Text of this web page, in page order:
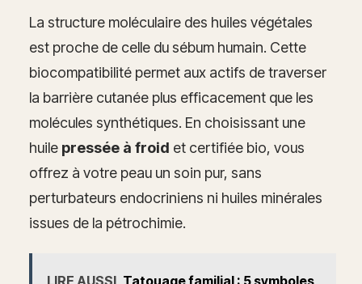
La structure moléculaire des huiles végétales
est proche de celle du sébum humain. Cette
biocompatibilité permet aux actifs de traverser
la barrière cutanée plus efficacement que les
molécules synthétiques. En choisissant une
huile pressée à froid et certifiée bio, vous
offrez à votre peau un soin pur, sans
perturbateurs endocriniens ni huiles minérales
issues de la pétrochimie.
LIRE AUSSI Tatouage familial : 5 symboles